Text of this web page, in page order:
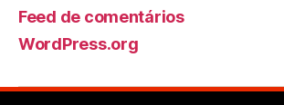
Feed de comentários
WordPress.org